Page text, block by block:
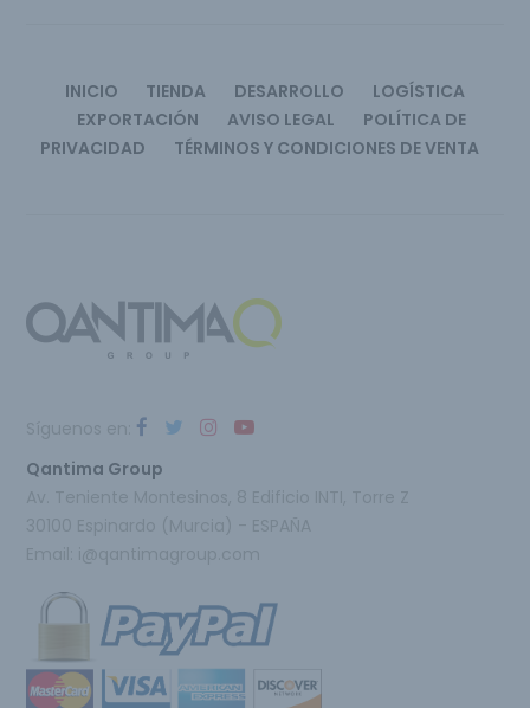
INICIO TIENDA DESARROLLO
LOGÍSTICA
EXPORTACIÓN
AVISO LEGAL
POLÍTICA DE
PRIVACIDAD
TÉRMINOS Y CONDICIONES DE VENTA
Qantima Group